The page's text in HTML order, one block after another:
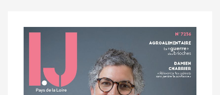
aux
Notre
magazine